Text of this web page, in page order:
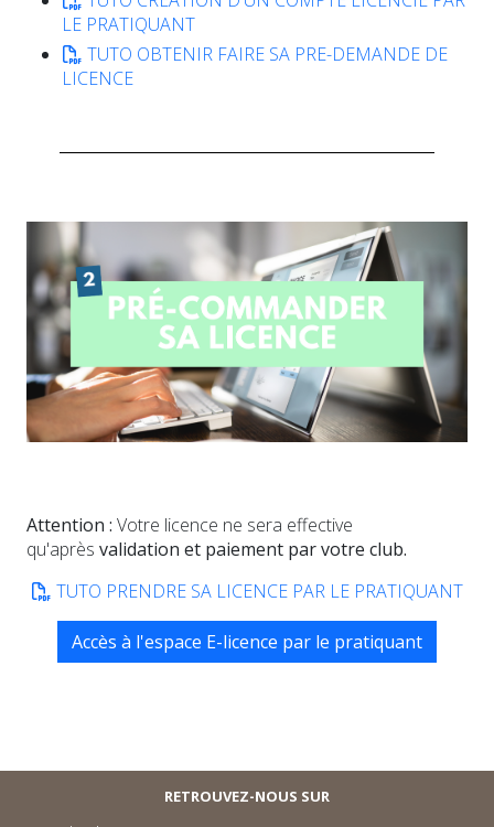
LE PRATIQUANT
TUTO OBTENIR FAIRE SA PRE-DEMANDE DE
LICENCE
Attention : Votre licence ne sera effective
qu'après validation et paiement par votre club.
TUTO PRENDRE SA LICENCE PAR LE PRATIQUANT
Accès à l'espace E-licence par le pratiquant
RETROUVEZ-NOUS SUR